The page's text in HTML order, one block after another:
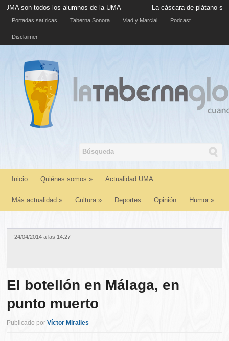
los alumnos de la UMA La cáscara de plátano situada en la
Portadas satíricas Taberna Sonora Vlad y Marcial Podcast
Disclaimer
Inicio Quiénes somos » Actualidad UMA
Más actualidad » Cultura» Deportes Opinión Humor »
24/04/2014 a las 14:27
El botellón en Málaga, en
punto muerto
Publicado porVíctor Miralles